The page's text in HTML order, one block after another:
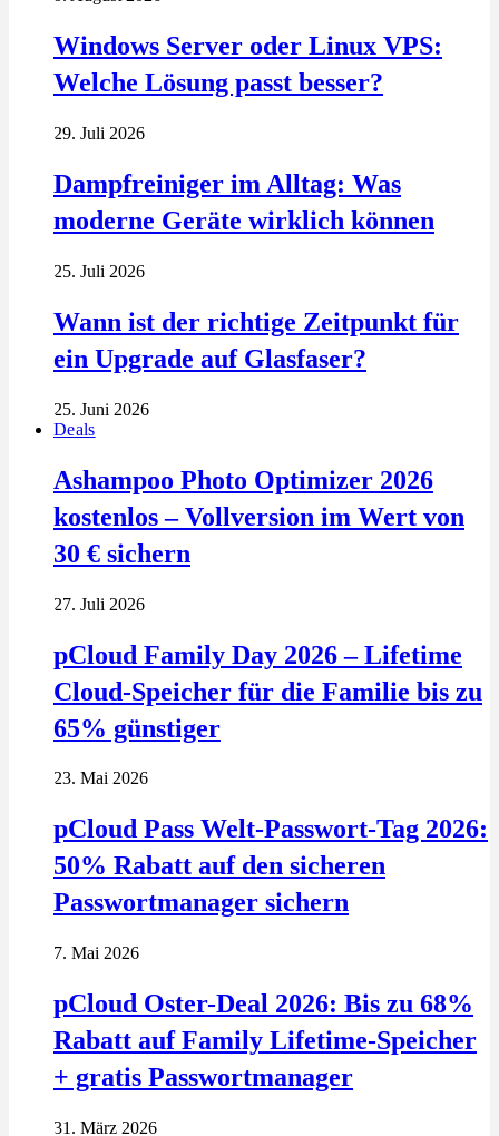
Windows Server oder Linux VPS:
Welche Lösung passt besser?
29. Juli 2026
Dampfreiniger im Alltag: Was
moderne Geräte wirklich können
25. Juli 2026
Wann ist der richtige Zeitpunkt für
ein Upgrade auf Glasfaser?
25. Juni 2026
Deals
Ashampoo Photo Optimizer 2026
kostenlos – Vollversion im Wert von
30 € sichern
27. Juli 2026
pCloud Family Day 2026 – Lifetime
Cloud-Speicher für die Familie bis zu
65% günstiger
23. Mai 2026
pCloud Pass Welt-Passwort-Tag 2026:
50% Rabatt auf den sicheren
Passwortmanager sichern
7. Mai 2026
pCloud Oster-Deal 2026: Bis zu 68%
Rabatt auf Family Lifetime-Speicher
+ gratis Passwortmanager
31. März 2026